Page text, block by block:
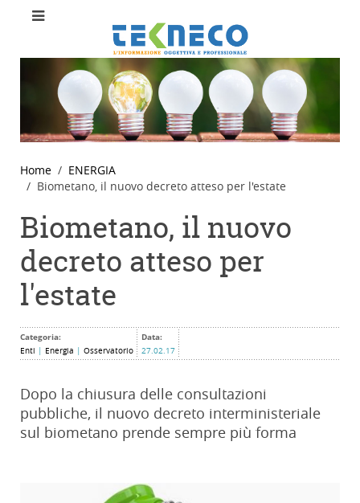
Home
ENERGIA
Biometano, il nuovo decreto atteso per l'estate
Biometano, il nuovo
decreto atteso per
l'estate
Categoria:
Enti Energia Osservatorio
Data:
27.02.17
Dopo la chiusura delle consultazioni
pubbliche, il nuovo decreto interministeriale
sul biometano prende sempre più forma